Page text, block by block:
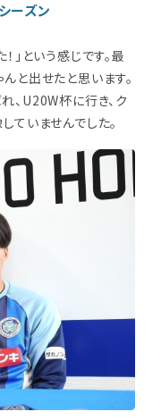
ーズン
」という感じです。最
と出せたと思います。
U20W杯に行き、ク
ていませんでした。